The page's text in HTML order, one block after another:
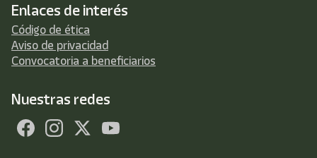
Enlaces de interés
Código de ética
Aviso de privacidad
Convocatoria a beneficiarios
Nuestras redes